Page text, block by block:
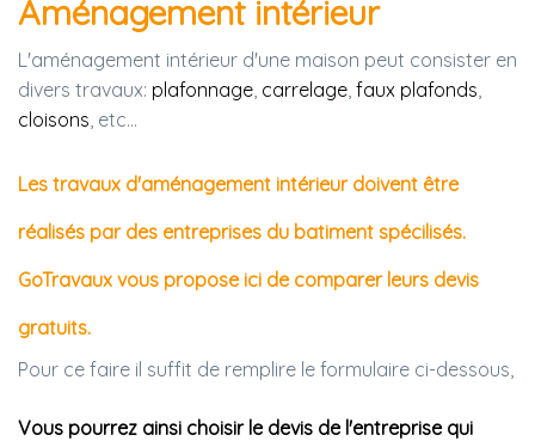
Aménagement intérieur
L'aménagement intérieur d'une maison peut consister en
divers travaux: plafonnage, carrelage, faux plafonds,
cloisons, etc...
Les travaux d'aménagement intérieur doivent être
réalisés par des entreprises du batiment spécilisés.
GoTravaux vous propose ici de comparer leurs devis
gratuits.
Pour ce faire il suffit de remplire le formulaire ci-dessous,
Vous pourrez ainsi choisir le devis de l'entreprise qui